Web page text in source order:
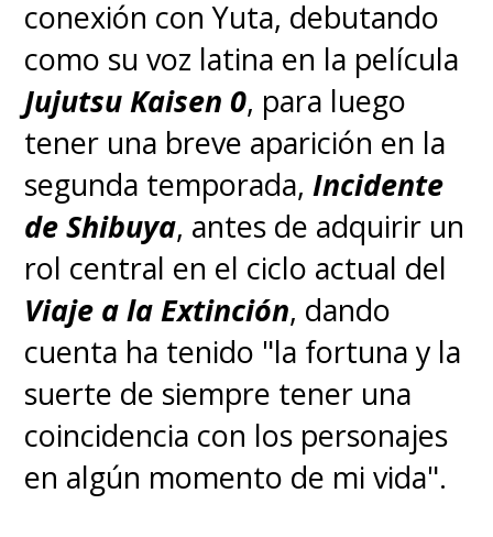
espadachín absorba todo el
dolor de su capitán.
Posteriormente, "Sanji"
encuentra a "Zoro" de pie,
ensangrentado y al centro de un
enorme charco de sangre,
asegurando que"no ha pasado
nada". El momento dejó de
manifiesto el poderoso lazo
entre "Zoro" y sus compañeros.
conexión con Yuta, debutando
como su voz latina en la película
Jujutsu Kaisen 0, para luego
tener una breve aparición en la
segunda temporada,Incidente
de Shibuya, antes de adquirir un
rol central en el ciclo actual del
Viaje a la Extinción, dando
cuenta ha tenido "la fortuna y la
suerte de siempre tener una
coincidencia con los personajes
en algún momento de mi vida".